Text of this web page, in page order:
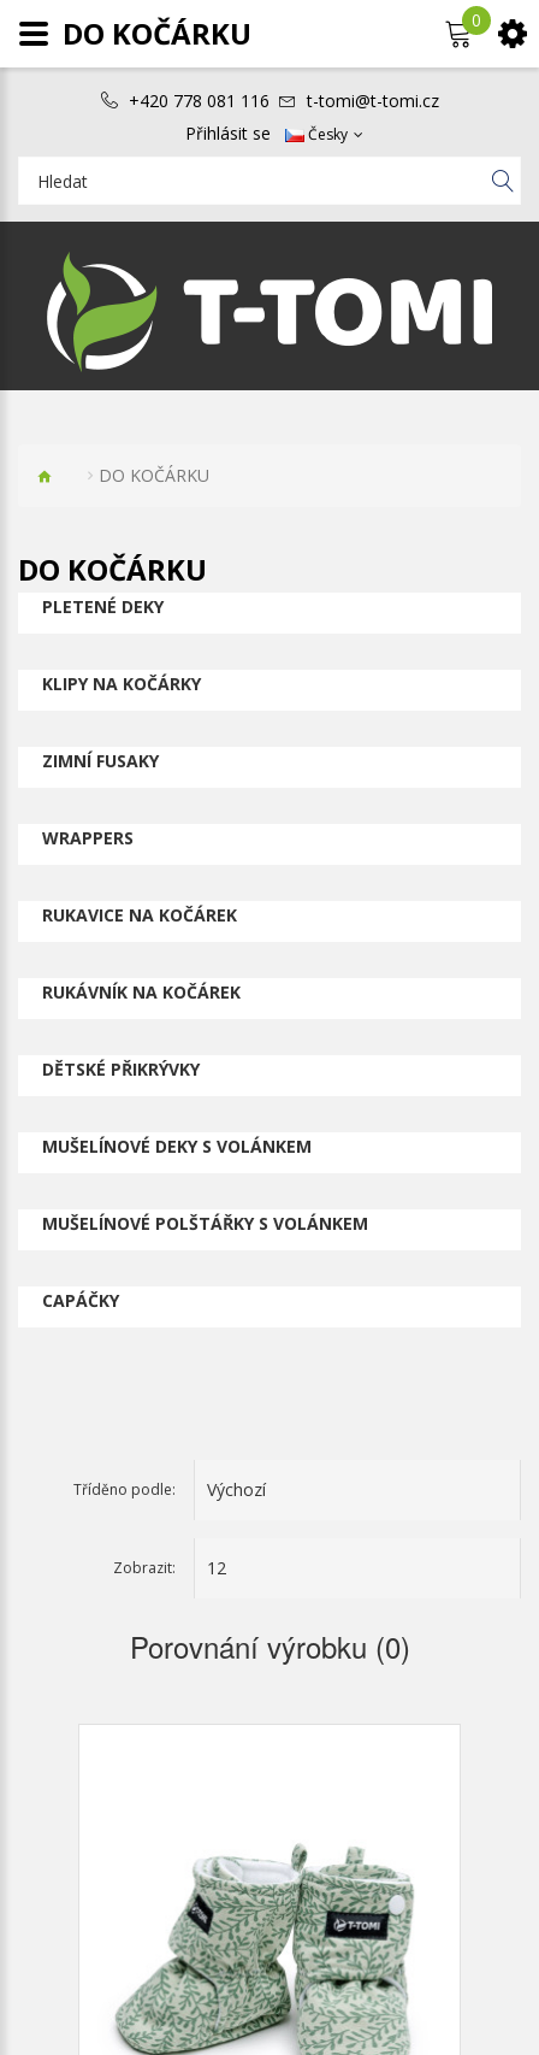
+420 778 081 116
t-tomi@t-tomi.cz
Přihlásit se
Česky
0
DO KOČÁRKU
DO KOČÁRKU
PLETENÉ DEKY
KLIPY NA KOČÁRKY
ZIMNÍ FUSAKY
WRAPPERS
RUKAVICE NA KOČÁREK
RUKÁVNÍK NA KOČÁREK
DĚTSKÉ PŘIKRÝVKY
MUŠELÍNOVÉ DEKY S VOLÁNKEM
MUŠELÍNOVÉ POLŠTÁŘKY S VOLÁNKEM
CAPÁČKY
Tříděno podle:
Zobrazit:
Porovnání výrobku (0)
DO KOČÁRKU